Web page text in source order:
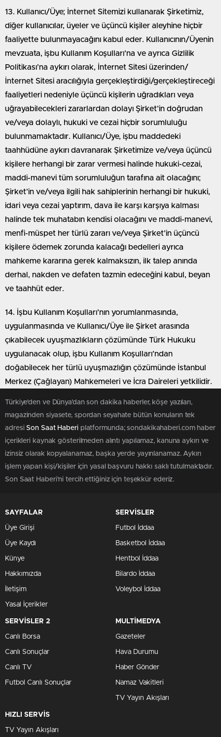
13. Kullanıcı/Üye; İnternet Sitemizi kullanarak Şirketimiz,
diğer kullanıcılar, üyeler ve üçüncü kişiler aleyhine hiçbir
faaliyette bulunmayacağını kabul eder. Kullanıcının/Üyenin
mevzuata, işbu Kullanım Koşulları’na ve ayrıca Gizlilik
Politikası’na aykırı olarak, İnternet Sitesi üzerinden/
İnternet Sitesi aracılığıyla gerçekleştirdiği/gerçekleştireceği
faaliyetleri nedeniyle üçüncü kişilerin uğradıkları veya
uğrayabilecekleri zararlardan dolayı Şirket’in doğrudan
ve/veya dolaylı, hukuki ve cezai hiçbir sorumluluğu
bulunmamaktadır. Kullanıcı/Üye, işbu maddedeki
taahhüdüne aykırı davranarak Şirketimize ve/veya üçüncü
kişilere herhangi bir zarar vermesi halinde hukuki-cezai,
maddi-manevi tüm sorumluluğun tarafına ait olacağını;
Şirket’in ve/veya ilgili hak sahiplerinin herhangi bir hukuki,
idari veya cezai yaptırım, dava ile karşı karşıya kalması
halinde tek muhatabın kendisi olacağını ve maddi-manevi,
menfi-müspet her türlü zararı ve/veya Şirket’in üçüncü
kişilere ödemek zorunda kalacağı bedelleri ayrıca
mahkeme kararına gerek kalmaksızın, ilk talep anında
derhal, nakden ve defaten tazmin edeceğini kabul, beyan
ve taahhüt eder.
14. İşbu Kullanım Koşulları’nın yorumlanmasında,
uygulanmasında ve Kullanıcı/Üye ile Şirket arasında
çıkabilecek uyuşmazlıkların çözümünde Türk Hukuku
uygulanacak olup, işbu Kullanım Koşulları’ndan
doğabilecek her türlü uyuşmazlığın çözümünde İstanbul
Merkez (Çağlayan) Mahkemeleri ve İcra Daireleri yetkilidir.
Türkiye'den ve Dünya’dan son dakika haberler, köşe yazıları,
magazinden siyasete, spordan seyahate bütün konuların tek
adresiSon Saat Haberiplatformunda; sondakikahaberi.com haber
içerikleri kaynak gösterilmeden alıntı yapılamaz, kanuna aykırı ve
izinsiz olarak kopyalanamaz, başka yerde yayınlanamaz. Aykırı
işlem yapan kişi/kişiler için yasal başvuru hakkı saklı tutulmaktadır.
Son Saat Haberi'ni tercih ettiğiniz için teşekkür ederiz.
SAYFALAR
Üye Girişi
Üye Kaydı
Künye
Hakkımızda
İletişim
Yasal İçerikler
SERVİSLER
Futbol İddaa
Basketbol İddaa
Hentbol İddaa
Bilardo İddaa
Voleybol İddaa
SERVİSLER 2
Canlı Borsa
Canlı Sonuçlar
Canlı TV
Futbol Canlı Sonuçlar
MULTİMEDYA
Gazeteler
Hava Durumu
Haber Gönder
Namaz Vakitleri
TV Yayın Akışları
HIZLI SERVİS
TV Yayın Akışları